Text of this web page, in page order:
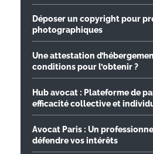
Déposer un copyright pour
photographiques
Une attestation
conditions pour l’obtenir ?
Hub avocat : Plateforme de
efficacité collective et
Avocat Paris : Un
défendre vos intérêts